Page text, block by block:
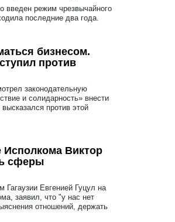
введен режим чрезвычайного
последние два года.
бизнесом.
против
законодательную
и солидарность» внести
против этой
Виктор
сферы
Гагаузии Евгенией Гуцул на
заявил, что "у нас нет
отношений, держать